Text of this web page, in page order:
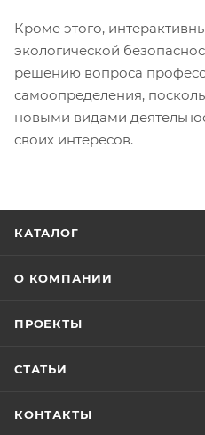
Кроме этого,
экологической
решению вопроса
самоопределения,
новыми видами
своих интересов.
КАТАЛОГ
О КОМПАНИИ
ПРОЕКТЫ
СТАТЬИ
КОНТАКТЫ